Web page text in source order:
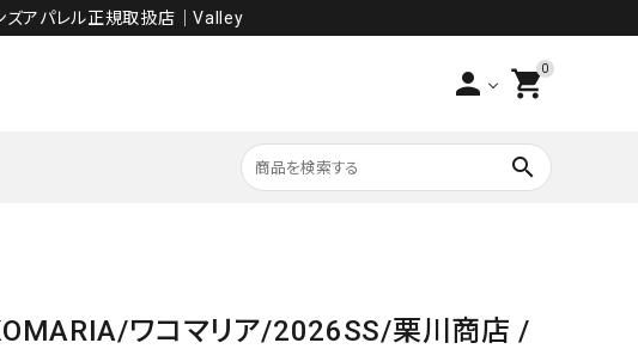
ズアパレル正規取扱店│Valley
person 0
shopping_cart
SALE
search
ワコマリア/2026SS/栗川商店 /